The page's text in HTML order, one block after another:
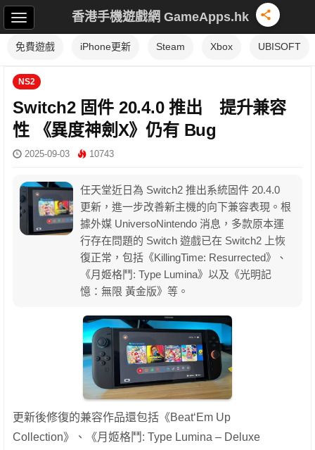
香港手機遊戲網 GameApps.hk
免費遊戲 iPhone更新 Steam Xbox UBISOFT
NS2
Switch2 固件 20.4.0 推出 提升兼容
性 《異度神劍X》仍有 Bug
2025-09-03 10743
任天堂近日為 Switch2 推出系統固件 20.4.0
更新，進一步改善新主機的向下兼容表現。根
據外媒 UniversoNintendo 消息，多款原本運
行存在問題的 Switch 遊戲已在 Switch2 上恢
復正常，包括《KillingTime: Resurrected》、
《月姬格鬥: Type Lumina》以及《光明記
憶：無限 黃金版》等。
更新後修復的兼容作品還包括《Beat‘Em Up
Collection》、《月姬格鬥: Type Lumina – Deluxe